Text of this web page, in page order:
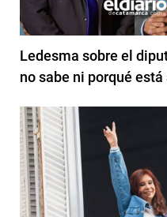
Ledesma sobre el
no sabe ni porqué está